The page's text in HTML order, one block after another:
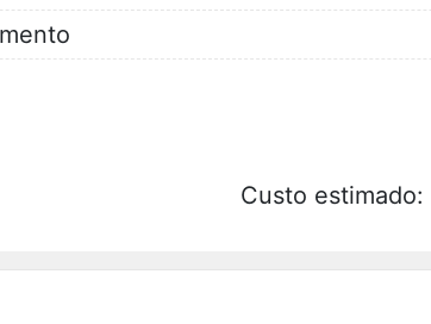
Custo estimado: